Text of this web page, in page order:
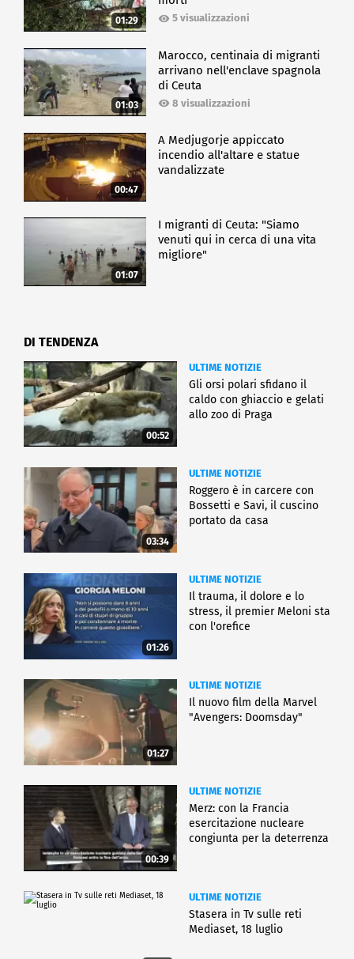
01:29 5 visualizzazioni
01:03
Marocco, centinaia di migranti
arrivano nell'enclave spagnola
di Ceuta
8 visualizzazioni
00:47
A Medjugorje appiccato
incendio all'altare e statue
vandalizzate
01:07
I migranti di Ceuta: "Siamo
venuti qui in cerca di una vita
migliore"
DI TENDENZA
00:52
ULTIME NOTIZIE
Gli orsi polari sfidano il
caldo con ghiaccio e gelati
allo zoo di Praga
03:34
ULTIME NOTIZIE
Roggero è in carcere con
Bossetti e Savi, il cuscino
portato da casa
01:26
ULTIME NOTIZIE
Il trauma, il dolore e lo
stress, il premier Meloni sta
con l'orefice
01:27
ULTIME NOTIZIE
Il nuovo film della Marvel
"Avengers: Doomsday"
00:39
ULTIME NOTIZIE
Merz: con la Francia
esercitazione nucleare
congiunta per la deterrenza
ULTIME NOTIZIE
Stasera in Tv sulle reti
Mediaset, 18 luglio